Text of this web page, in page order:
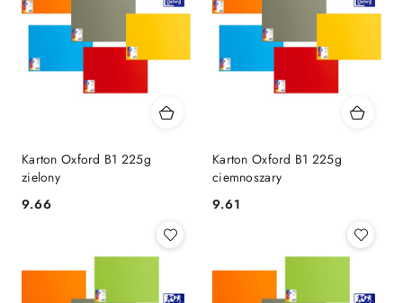
Karton Oxford B1 225g
zielony
Cena:
9.66
Karton Oxford B1 225g
ciemnoszary
Cena:
9.61